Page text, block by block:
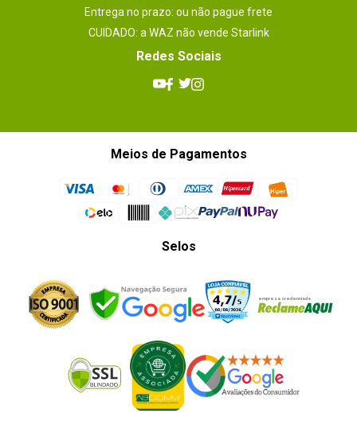
Entrega no prazo: ou não pague frete
CUIDADO: a WAZ não vende Starlink
Redes Sociais
Meios de Pagamentos
Selos